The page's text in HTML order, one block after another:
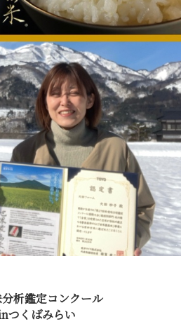
析鑑定コンクール
つくばみらい